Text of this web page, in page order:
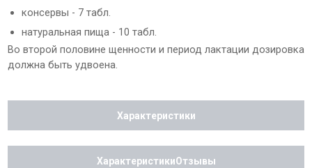
консервы - 7 табл.
натуральная пища - 10 табл.
Во второй половине щенности и период лактации дозировка
должна быть удвоена.
Характеристики
ХарактеристикиОтзывы